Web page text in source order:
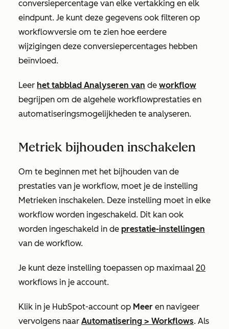
conversiepercentage van elke vertakking en elk
eindpunt. Je kunt deze gegevens ook filteren op
workflowversie om te zien hoe eerdere
wijzigingen deze conversiepercentages hebben
beïnvloed.
Leer het tabblad Analyseren van de workflow
begrijpen om de algehele workflowprestaties en
automatiseringsmogelijkheden te analyseren.
Metriek bijhouden inschakelen
Om te beginnen met het bijhouden van de
prestaties van je workflow, moet je de instelling
Metrieken inschakelen. Deze instelling moet in elke
workflow worden ingeschakeld. Dit kan ook
worden ingeschakeld in de prestatie-instellingen
van de workflow.
Je kunt deze instelling toepassen op maximaal 20
workflows in je account.
Klik in je HubSpot-account op Meer en navigeer
vervolgens naar Automatisering > Workflows. Als